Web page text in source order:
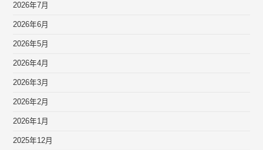
2026年7月
2026年6月
2026年5月
2026年4月
2026年3月
2026年2月
2026年1月
2025年12月